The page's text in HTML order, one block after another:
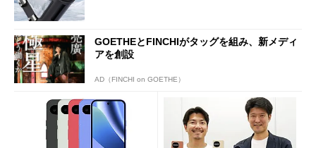
GOETHEとFINCHIがタッグを組み、新メディ
アを創設
AD（FINCHI on GOETHE）